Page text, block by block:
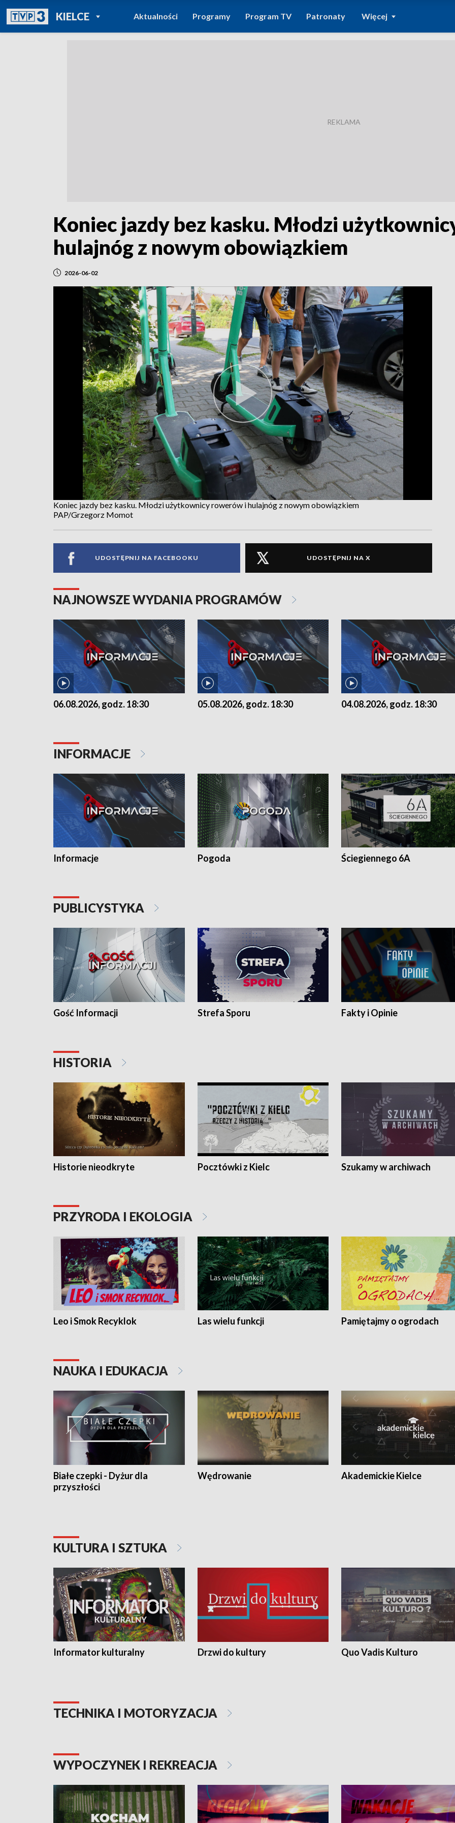
KIELCEPOWRÓT DO
TVP REGIONY
Aktualności Programy Program TV Patronaty Więcej
Koniec jazdy bez kasku. Młodzi
hulajnóg z nowym obowiązkiem
2026-06-02
Koniec jazdy bez kasku. Młodzi użytkownicy rowerów i hulajnóg z nowym obowiązkiem
PAP/Grzegorz Momot
UDOSTĘPNIJ NA FACEBOOKU UDOSTĘPNIJ NA X
NAJNOWSZE WYDANIA PROGRAMÓW
06.08.2026, godz. 18:30 05.08.2026, godz. 18:30 04.08.2026, godz. 18:30
INFORMACJE
Informacje Pogoda Ściegiennego 6A
PUBLICYSTYKA
Gość Informacji Strefa Sporu Fakty i Opinie
HISTORIA
Historie nieodkryte Pocztówki z Kielc Szukamy w archiwach
PRZYRODA I EKOLOGIA
Leo i Smok Recyklok Las wielu funkcji Pamiętajmy o ogrodach
NAUKA I EDUKACJA
Białe czepki - Dyżur dla
przyszłości
Wędrowanie Akademickie Kielce
KULTURA I SZTUKA
Informator kulturalny Drzwi do kultury Quo Vadis Kulturo
TECHNIKA I MOTORYZACJA
WYPOCZYNEK I REKREACJA